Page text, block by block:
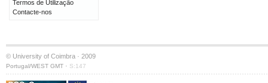
Termos de Utilização
Contacte-nos
© University of Coimbra · 2009
Portugal/WEST GMT · S:147